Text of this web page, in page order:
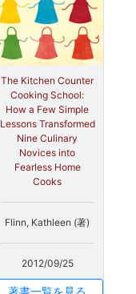
The Kitchen Counter
Cooking School:
How a Few Simple
Lessons Transformed
Nine Culinary
Novices into
Fearless Home
Cooks
Flinn, Kathleen (著)
2012/09/25